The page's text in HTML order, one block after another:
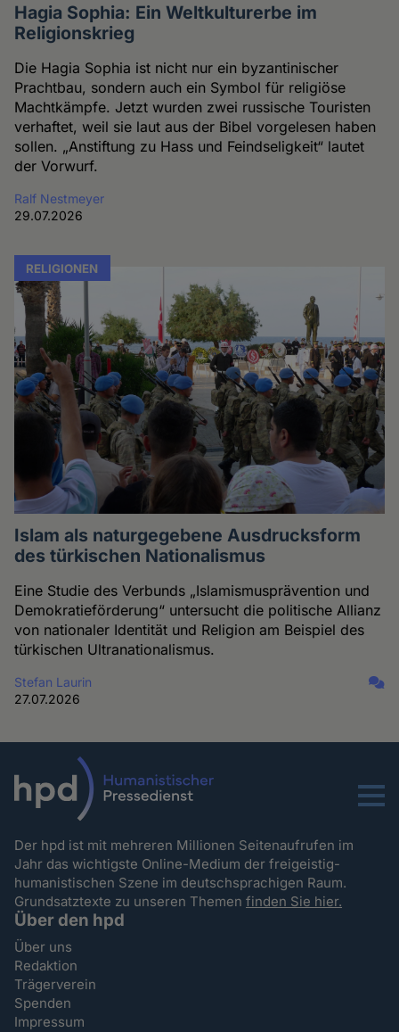
Hagia Sophia: Ein Weltkulturerbe im
Religionskrieg
Die Hagia Sophia ist nicht nur ein byzantinischer
Prachtbau, sondern auch ein Symbol für religiöse
Machtkämpfe. Jetzt wurden zwei russische Touristen
verhaftet, weil sie laut aus der Bibel vorgelesen haben
sollen. „Anstiftung zu Hass und Feindseligkeit“ lautet
der Vorwurf.
Ralf Nestmeyer
29.07.2026
RELIGIONEN
Islam als naturgegebene Ausdrucksform
des türkischen Nationalismus
Eine Studie des Verbunds „Islamismusprävention und
Demokratieförderung“ untersucht die politische Allianz
von nationaler Identität und Religion am Beispiel des
türkischen Ultranationalismus.
Stefan Laurin
27.07.2026
Menu
Der hpd ist mit mehreren Millionen Seitenaufrufen im
Jahr das wichtigste Online-Medium der freigeistig-
humanistischen Szene im deutschsprachigen Raum.
Grundsatztexte zu unseren Themenfinden Sie hier.
Über den hpd
Über uns
Redaktion
Trägerverein
Spenden
Impressum